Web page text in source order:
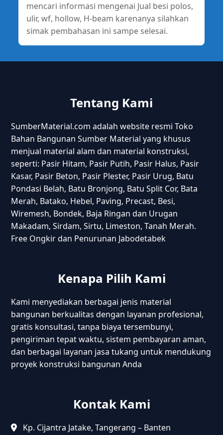
mencari informasi mengenai Jual besi polos,
ulir, wf, hollow, H-beam karenanya silahkan
simak pembahasan ini sampe selesai.
Tentang Kami
SumberMaterial.com adalah website resmi Toko
Bahan Bangunan Sumber Material yang khusus
menjual material alam dan material konstruksi,
seperti: Pasir Hitam, Pasir Putih, Pasir Halus, Pasir
Kasar, Pasir Beton, Pasir Plester, Pasir Urug, Batu
Pondasi Belah, Batu Bronjong, Batu Split Cor, Bata
Merah, Batako, Hebel, Paving, Precast, Besi,
Wiremesh, Bondek, Baja Ringan dan Urugan
Makadam, Sirdam, Sirtu, Limeston, Tanah Merah.
Free Ongkir dan Penurunan Jabodetabek
Kenapa Pilih Kami
Kami menyediakan berbagai jenis material
bangunan berkualitas dengan layanan profesional,
gratis konsultasi, tanpa biaya tersembunyi,
pengiriman tepat waktu, sistem pembayaran aman,
dan berbagai layanan jasa tukang untuk mendukung
proyek konstruksi bangunan Anda
Kontak Kami
Kp. Cijantra Jatake, Tangerang – Banten